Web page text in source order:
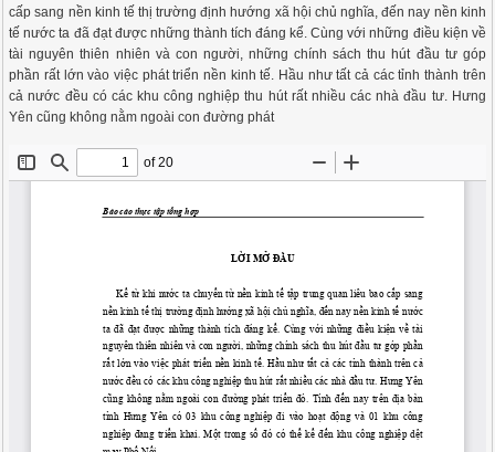
cấp sang nền kinh tế thị trường định hướng xã hội chủ nghĩa, đến nay nền kinh
tế nước ta đã đạt được những thành tích đáng kể. Cùng với những điều kiện về
tài nguyên thiên nhiên và con người, những chính sách thu hút đầu tư góp
phần rất lớn vào việc phát triển nền kinh tế. Hầu như tất cả các tỉnh thành trên
cả nước đều có các khu công nghiệp thu hút rất nhiều các nhà đầu tư. Hưng
Yên cũng không nằm ngoài con đường phát